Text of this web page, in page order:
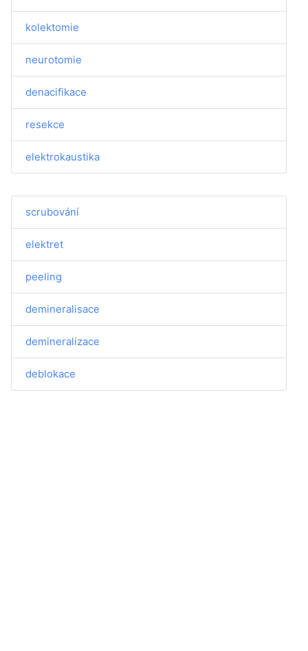
kolektomie
neurotomie
denacifikace
resekce
elektrokaustika
scrubování
elektret
peeling
demineralisace
demineralizace
deblokace